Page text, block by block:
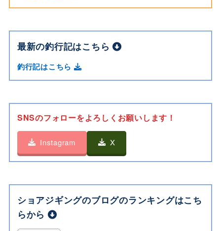
最新の釣行記はこちら
釣行記はこちら
SNSのフォローをよろしくお願いします！
Instagram X
ショアジギングのブログのランキングはこち
らから